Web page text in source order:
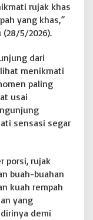
rujak khas
yang khas,”
(28/5/2026).
dari
menikmati
paling
usai
sensasi segar
porsi, rujak
buah-buahan
kuah rempah
yang
demi